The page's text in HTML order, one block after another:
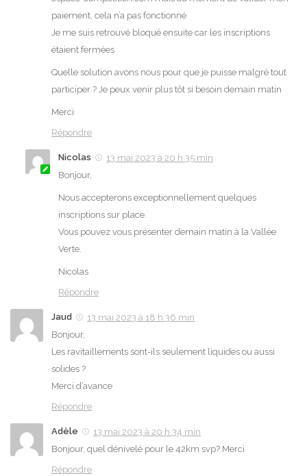
paiement, cela n’a pas fonctionné
Je me suis retrouvé bloqué ensuite car les inscriptions
étaient fermées
Quelle solution avons nous pour que je puisse malgré tout
participer ? Je peux venir plus tôt si besoin demain matin
Merci
Répondre
Nicolas
13 mai 2023 à 20 h 35 min
Bonjour,
Nous accepterons exceptionnellement quelques
inscriptions sur place.
Vous pouvez vous présenter demain matin à la Vallée
Verte.
Nicolas
Répondre
Jaud
13 mai 2023 à 18 h 36 min
Bonjour,
Les ravitaillements sont-ils seulement liquides ou aussi
solides ?
Merci d’avance
Répondre
Adèle
13 mai 2023 à 20 h 34 min
Bonjour, quel dénivelé pour le 42km svp? Merci
Répondre